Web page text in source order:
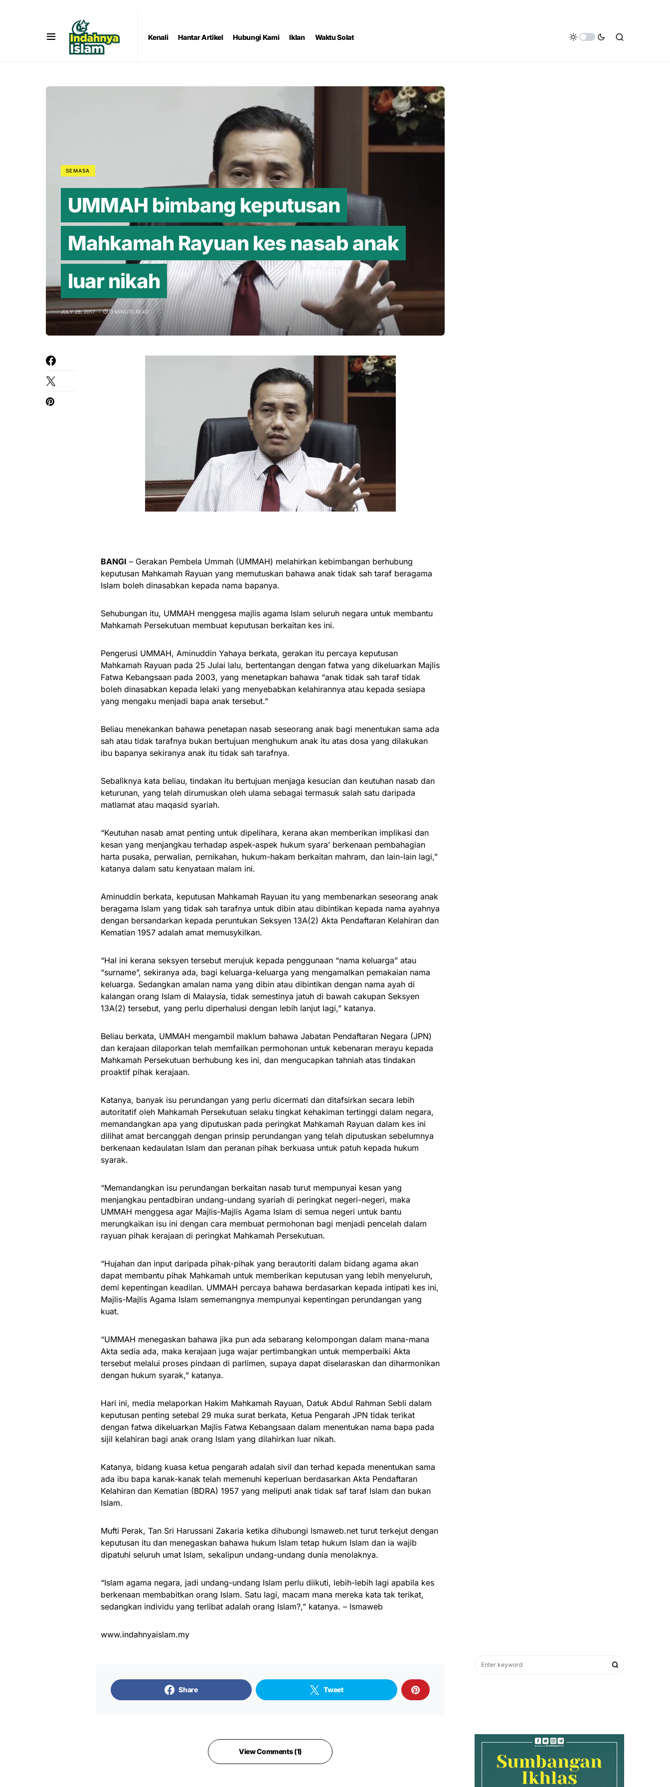
Kenali Hantar Artikel Hubungi Kami Iklan Waktu Solat
SEMASA
UMMAH bimbang keputusan
Mahkamah Rayuan kes nasab anak
luar nikah
JULY 28, 2017 3 MINUTE READ
BANGI – Gerakan Pembela Ummah (UMMAH) melahirkan kebimbangan berhubung
keputusan Mahkamah Rayuan yang memutuskan bahawa anak tidak sah taraf beragama
Islam boleh dinasabkan kepada nama bapanya.
Sehubungan itu, UMMAH menggesa majlis agama Islam seluruh negara untuk membantu
Mahkamah Persekutuan membuat keputusan berkaitan kes ini.
Pengerusi UMMAH, Aminuddin Yahaya berkata, gerakan itu percaya keputusan
Mahkamah Rayuan pada 25 Julai lalu, bertentangan dengan fatwa yang dikeluarkan Majlis
Fatwa Kebangsaan pada 2003, yang menetapkan bahawa “anak tidak sah taraf tidak
boleh dinasabkan kepada lelaki yang menyebabkan kelahirannya atau kepada sesiapa
yang mengaku menjadi bapa anak tersebut.”
Beliau menekankan bahawa penetapan nasab seseorang anak bagi menentukan sama ada
sah atau tidak tarafnya bukan bertujuan menghukum anak itu atas dosa yang dilakukan
ibu bapanya sekiranya anak itu tidak sah tarafnya.
Sebaliknya kata beliau, tindakan itu bertujuan menjaga kesucian dan keutuhan nasab dan
keturunan, yang telah dirumuskan oleh ulama sebagai termasuk salah satu daripada
matlamat atau maqasid syariah.
“Keutuhan nasab amat penting untuk dipelihara, kerana akan memberikan implikasi dan
kesan yang menjangkau terhadap aspek-aspek hukum syara’ berkenaan pembahagian
harta pusaka, perwalian, pernikahan, hukum-hakam berkaitan mahram, dan lain-lain lagi,”
katanya dalam satu kenyataan malam ini.
Aminuddin berkata, keputusan Mahkamah Rayuan itu yang membenarkan seseorang anak
beragama Islam yang tidak sah tarafnya untuk dibin atau dibintikan kepada nama ayahnya
dengan bersandarkan kepada peruntukan Seksyen 13A(2) Akta Pendaftaran Kelahiran dan
Kematian 1957 adalah amat memusykilkan.
“Hal ini kerana seksyen tersebut merujuk kepada penggunaan “nama keluarga” atau
“surname”, sekiranya ada, bagi keluarga-keluarga yang mengamalkan pemakaian nama
keluarga. Sedangkan amalan nama yang dibin atau dibintikan dengan nama ayah di
kalangan orang Islam di Malaysia, tidak semestinya jatuh di bawah cakupan Seksyen
13A(2) tersebut, yang perlu diperhalusi dengan lebih lanjut lagi,” katanya.
Beliau berkata, UMMAH mengambil maklum bahawa Jabatan Pendaftaran Negara (JPN)
dan kerajaan dilaporkan telah memfailkan permohonan untuk kebenaran merayu kepada
Mahkamah Persekutuan berhubung kes ini, dan mengucapkan tahniah atas tindakan
proaktif pihak kerajaan.
Katanya, banyak isu perundangan yang perlu dicermati dan ditafsirkan secara lebih
autoritatif oleh Mahkamah Persekutuan selaku tingkat kehakiman tertinggi dalam negara,
memandangkan apa yang diputuskan pada peringkat Mahkamah Rayuan dalam kes ini
dilihat amat bercanggah dengan prinsip perundangan yang telah diputuskan sebelumnya
berkenaan kedaulatan Islam dan peranan pihak berkuasa untuk patuh kepada hukum
syarak.
“Memandangkan isu perundangan berkaitan nasab turut mempunyai kesan yang
menjangkau pentadbiran undang-undang syariah di peringkat negeri-negeri, maka
UMMAH menggesa agar Majlis-Majlis Agama Islam di semua negeri untuk bantu
merungkaikan isu ini dengan cara membuat permohonan bagi menjadi pencelah dalam
rayuan pihak kerajaan di peringkat Mahkamah Persekutuan.
“Hujahan dan input daripada pihak-pihak yang berautoriti dalam bidang agama akan
dapat membantu pihak Mahkamah untuk memberikan keputusan yang lebih menyeluruh,
demi kepentingan keadilan. UMMAH percaya bahawa berdasarkan kepada intipati kes ini,
Majlis-Majlis Agama Islam sememangnya mempunyai kepentingan perundangan yang
kuat.
“UMMAH menegaskan bahawa jika pun ada sebarang kelompongan dalam mana-mana
Akta sedia ada, maka kerajaan juga wajar pertimbangkan untuk memperbaiki Akta
tersebut melalui proses pindaan di parlimen, supaya dapat diselaraskan dan diharmonikan
dengan hukum syarak,” katanya.
Hari ini, media melaporkan Hakim Mahkamah Rayuan, Datuk Abdul Rahman Sebli dalam
keputusan penting setebal 29 muka surat berkata, Ketua Pengarah JPN tidak terikat
dengan fatwa dikeluarkan Majlis Fatwa Kebangsaan dalam menentukan nama bapa pada
sijil kelahiran bagi anak orang Islam yang dilahirkan luar nikah.
Katanya, bidang kuasa ketua pengarah adalah sivil dan terhad kepada menentukan sama
ada ibu bapa kanak-kanak telah memenuhi keperluan berdasarkan Akta Pendaftaran
Kelahiran dan Kematian (BDRA) 1957 yang meliputi anak tidak saf taraf Islam dan bukan
Islam.
Mufti Perak, Tan Sri Harussani Zakaria ketika dihubungi Ismaweb.net turut terkejut dengan
keputusan itu dan menegaskan bahawa hukum Islam tetap hukum Islam dan ia wajib
dipatuhi seluruh umat Islam, sekalipun undang-undang dunia menolaknya.
“Islam agama negara, jadi undang-undang Islam perlu diikuti, lebih-lebih lagi apabila kes
berkenaan membabitkan orang Islam. Satu lagi, macam mana mereka kata tak terikat,
sedangkan individu yang terlibat adalah orang Islam?,” katanya. – Ismaweb
www.indahnyaislam.my
Share Tweet
View Comments (1)